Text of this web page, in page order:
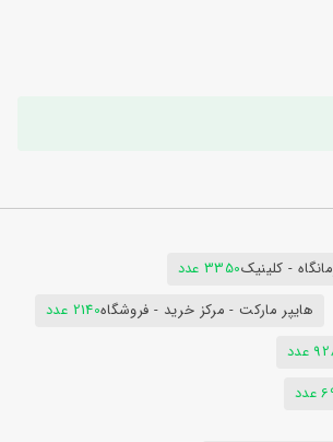
- کلینیک3350 عدد
هایپر مارکت - مرکز خرید - فروشگاه2140 عدد
عدد